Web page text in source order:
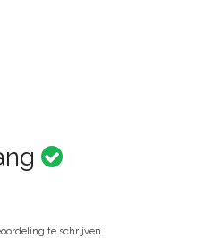
te schrijven